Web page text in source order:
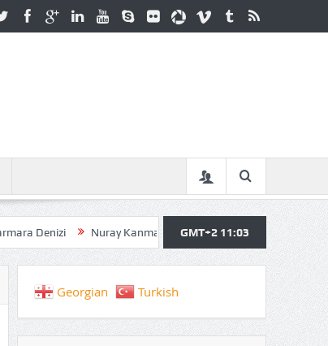
Nuray Kanmazer: İNSANI ATAKTA TUTAN ŞEY SAHİP
GMT+2 11:03
Georgian Turkish